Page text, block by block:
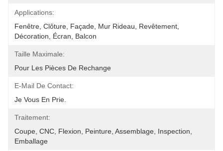
Applications:
Fenêtre, Clôture, Façade, Mur Rideau, Revêtement,
Décoration, Écran, Balcon
Taille Maximale:
Pour Les Pièces De Rechange
E-Mail De Contact:
Je Vous En Prie.
Traitement:
Coupe, CNC, Flexion, Peinture, Assemblage, Inspection,
Emballage